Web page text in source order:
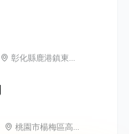
彰化縣鹿港鎮東石
桃園市楊梅區高